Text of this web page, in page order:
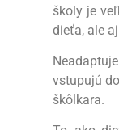
školy je
dieťa, ale
vstupujú
škôlkara.